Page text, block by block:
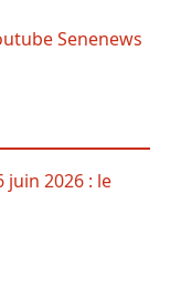
juin 2026 : le